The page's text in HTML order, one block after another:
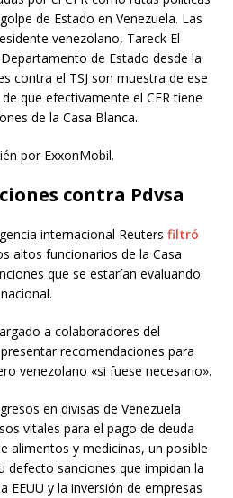
de Estado en Venezuela. Las
venezolano, Tareck El
de Estado desde la
contra el TSJ son muestra de ese
que efectivamente el CFR tiene
de la Casa Blanca.
por ExxonMobil.
contra Pdvsa
internacional Reuters filtró
altos funcionarios de la Casa
que se estarían evaluando
a colaboradores del
recomendaciones para
venezolano «si fuese necesario».
en divisas de Venezuela
vitales para el pago de deuda
alimentos y medicinas, un posible
defecto sanciones que impidan la
EEUU y la inversión de empresas